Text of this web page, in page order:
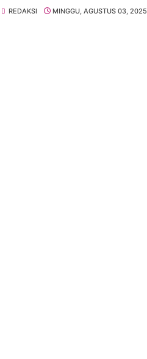
REDAKSI MINGGU, AGUSTUS 03, 2025